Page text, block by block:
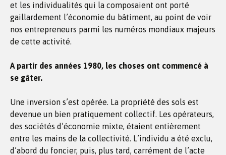
et les individualités qui la composaient ont porté
gaillardement l’économie du bâtiment, au point de voir
nos entrepreneurs parmi les numéros mondiaux majeurs
de cette activité.
A partir des années 1980, les choses ont commencé à
se gâter.
Une inversion s’est opérée. La propriété des sols est
devenue un bien pratiquement collectif. Les opérateurs,
des sociétés d’économie mixte, étaient entièrement
entre les mains de la collectivité. L’individu a été exclu,
d’abord du foncier, puis, plus tard, carrément de l’acte